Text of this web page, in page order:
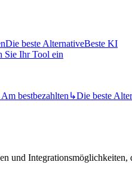
Die beste AlternativeBeste KI
Sie Ihr Tool ein
Am bestbezahlten ↳Die beste
und